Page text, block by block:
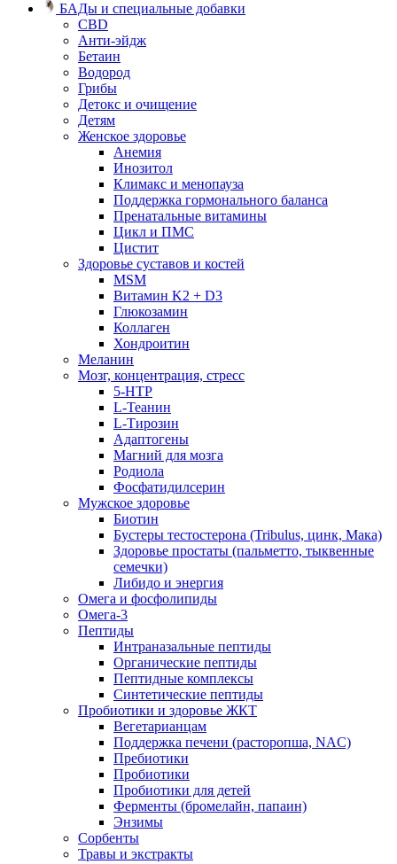
БАДы и специальные добавки
CBD
Анти-эйдж
Бетаин
Водород
Грибы
Детокс и очищение
Детям
Женское здоровье
Анемия
Инозитол
Климакс и менопауза
Поддержка гормонального баланса
Пренатальные витамины
Цикл и ПМС
Цистит
Здоровье суставов и костей
MSM
Витамин K2 + D3
Глюкозамин
Коллаген
Хондроитин
Меланин
Мозг, концентрация, стресс
5-HTP
L-Теанин
L-Тирозин
Адаптогены
Магний для мозга
Родиола
Фосфатидилсерин
Мужское здоровье
Биотин
Бустеры тестостерона (Tribulus, цинк, Мака)
Здоровье простаты (пальметто, тыквенные
семечки)
Либидо и энергия
Омега и фосфолипиды
Омега-3
Пептиды
Интраназальные пептиды
Органические пептиды
Пептидные комплексы
Синтетические пептиды
Пробиотики и здоровье ЖКТ
Вегетарианцам
Поддержка печени (расторопша, NAC)
Пребиотики
Пробиотики
Пробиотики для детей
Ферменты (бромелайн, папаин)
Энзимы
Сорбенты
Травы и экстракты